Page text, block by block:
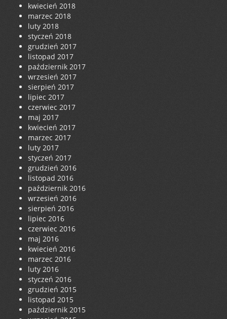
kwiecień 2018
marzec 2018
luty 2018
styczeń 2018
grudzień 2017
listopad 2017
październik 2017
wrzesień 2017
sierpień 2017
lipiec 2017
czerwiec 2017
maj 2017
kwiecień 2017
marzec 2017
luty 2017
styczeń 2017
grudzień 2016
listopad 2016
październik 2016
wrzesień 2016
sierpień 2016
lipiec 2016
czerwiec 2016
maj 2016
kwiecień 2016
marzec 2016
luty 2016
styczeń 2016
grudzień 2015
listopad 2015
październik 2015